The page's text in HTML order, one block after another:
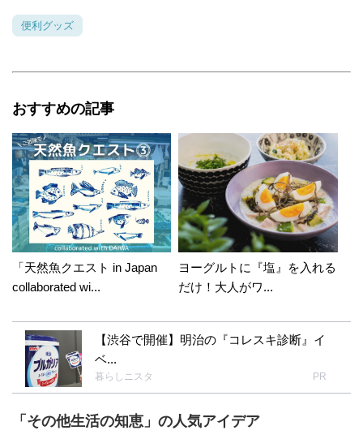
便利グッズ
おすすめの記事
「天然魚クエスト in Japan
collaborated wi...
ヨーグルトに『塩』を入れる
だけ！大人がワ...
【渋谷で開催】明治の『コレスキ診断』イ
ベ...
暮らしニスタ PR
「その他生活の知恵」の人気アイデア